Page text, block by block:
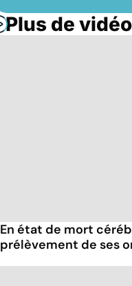
Plus de
En état de mort
prélèvement de ses